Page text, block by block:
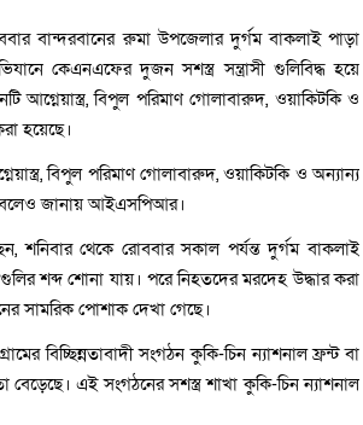
বান্দরবানের রুমা উপজেলার দুর্গম বাকলাই পাড়া
কেএনএফের দুজন সশস্ত্র সন্ত্রাসী গুলিবিদ্ধ হয়ে
আগ্নেয়াস্ত্র, বিপুল পরিমাণ গোলাবারুদ, ওয়াকিটকি ও
হয়েছে।
বিপুল পরিমাণ গোলাবারুদ, ওয়াকিটকি ও অন্যান্য
বলেও জানায় আইএসপিআর।
শনিবার থেকে রোববার সকাল পর্যন্ত দুর্গম বাকলাই
শব্দ শোনা যায়। পরে নিহতদের মরদেহ উদ্ধার করা
সামরিক পোশাক দেখা গেছে।
বিচ্ছিন্নতাবাদী সংগঠন কুকি-চিন ন্যাশনাল ফ্রন্ট বা
এই সংগঠনের সশস্ত্র শাখা কুকি-চিন ন্যাশনাল